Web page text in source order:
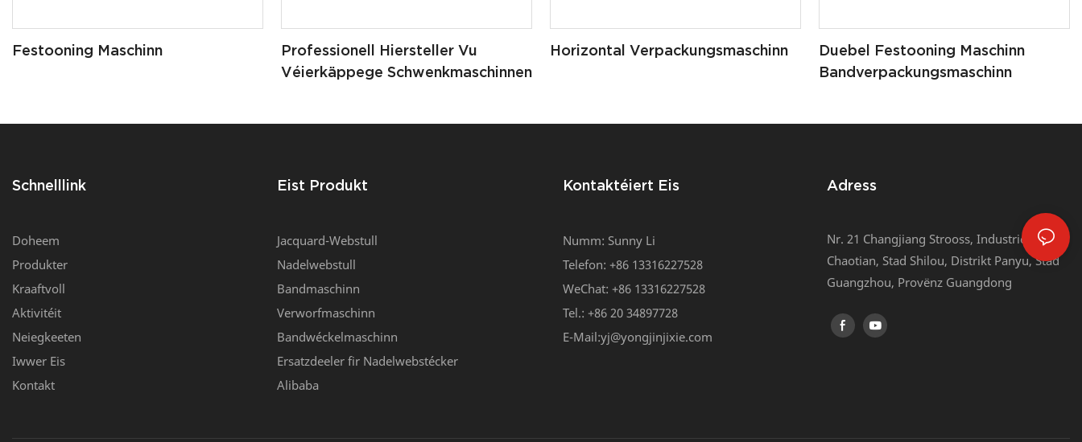
Festooning Maschinn
Professionell Hiersteller Vu
Véierkäppege Schwenkmaschinnen
Horizontal Verpackungsmaschinn
Duebel Festooning Maschinn
Bandverpackungsmaschinn
Schnelllink
Doheem
Produkter
Kraaftvoll
Aktivitéit
Neiegkeeten
Iwwer Eis
Kontakt
Eist Produkt
Jacquard-Webstull
Nadelwebstull
Bandmaschinn
Verworfmaschinn
Bandwéckelmaschinn
Ersatzdeeler fir Nadelwebstécker
Alibaba
Kontaktéiert Eis
Numm: Sunny Li
Telefon: +86 13316227528
WeChat: +86 13316227528
Tel.: +86 20 34897728
E-Mail:yj@yongjinjixie.com
Adress
Nr. 21 Changjiang Strooss, Industriezon
Chaotian, Stad Shilou, Distrikt Panyu, Stad
Guangzhou, Provënz Guangdong